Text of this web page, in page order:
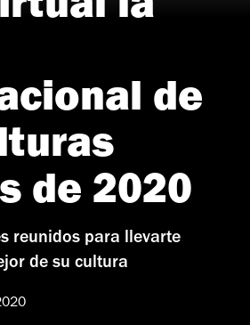
la
de
de 2020
reunidos para llevarte
de su cultura